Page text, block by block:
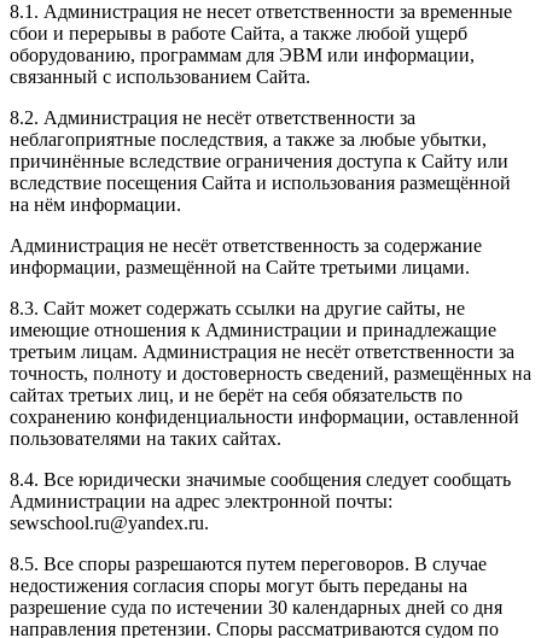
8.1. Администрация не несет ответственности за временные
сбои и перерывы в работе Сайта, а также любой ущерб
оборудованию, программам для ЭВМ или информации,
связанный с использованием Сайта.
8.2. Администрация не несёт ответственности за
неблагоприятные последствия, а также за любые убытки,
причинённые вследствие ограничения доступа к Сайту или
вследствие посещения Сайта и использования размещённой
на нём информации.
Администрация не несёт ответственность за содержание
информации, размещённой на Сайте третьими лицами.
8.3. Сайт может содержать ссылки на другие сайты, не
имеющие отношения к Администрации и принадлежащие
третьим лицам. Администрация не несёт ответственности за
точность, полноту и достоверность сведений, размещённых на
сайтах третьих лиц, и не берёт на себя обязательств по
сохранению конфиденциальности информации, оставленной
пользователями на таких сайтах.
8.4. Все юридически значимые сообщения следует сообщать
Администрации на адрес электронной почты:
sewschool.ru@yandex.ru.
8.5. Все споры разрешаются путем переговоров. В случае
недостижения согласия споры могут быть переданы на
разрешение суда по истечении 30 календарных дней со дня
направления претензии. Споры рассматриваются судом по